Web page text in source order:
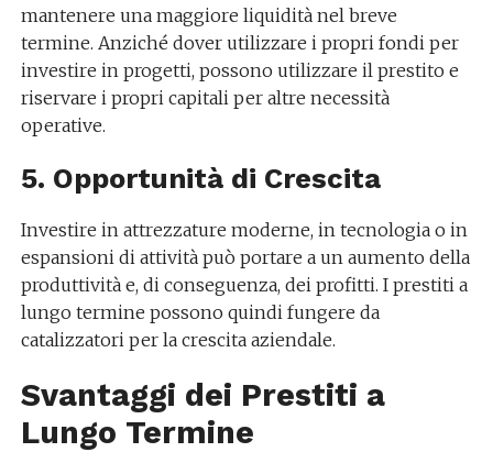
mantenere una maggiore liquidità nel breve
termine. Anziché dover utilizzare i propri fondi per
investire in progetti, possono utilizzare il prestito e
riservare i propri capitali per altre necessità
operative.
5. Opportunità di Crescita
Investire in attrezzature moderne, in tecnologia o in
espansioni di attività può portare a un aumento della
produttività e, di conseguenza, dei profitti. I prestiti a
lungo termine possono quindi fungere da
catalizzatori per la crescita aziendale.
Svantaggi dei Prestiti a
Lungo Termine